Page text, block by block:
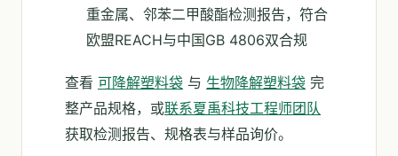
重金属、邻苯二甲酸酯检测报告，符合
欧盟REACH与中国GB 4806双合规
查看 可降解塑料袋 与 生物降解塑料袋 完
整产品规格，或联系夏禹科技工程师团队
获取检测报告、规格表与样品询价。